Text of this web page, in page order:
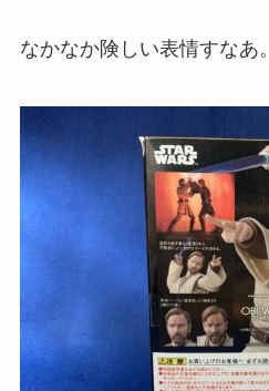
なかなか険しい表情すなあ。